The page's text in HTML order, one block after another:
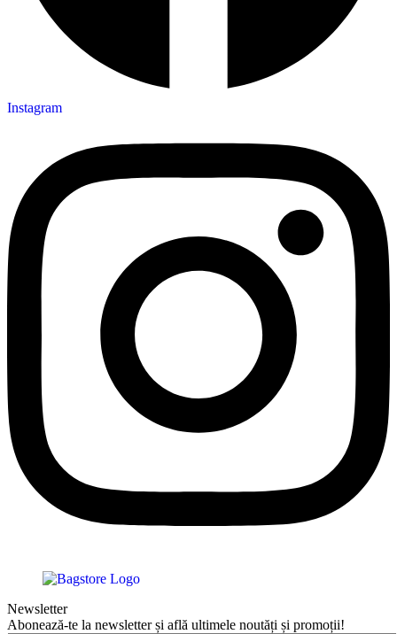
Instagram
Newsletter
Abonează-te la newsletter și află ultimele noutăți și promoții!